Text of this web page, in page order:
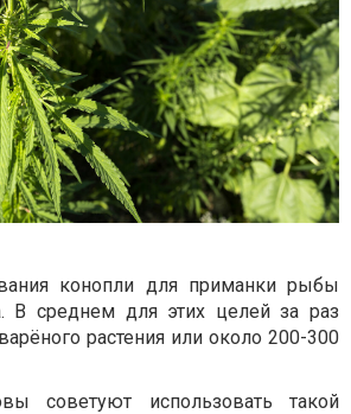
конопли для приманки рыбы
В среднем для этих целей за раз
растения или около 200-300
советуют использовать такой